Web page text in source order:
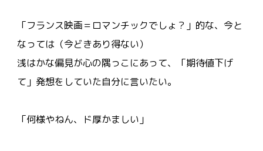
「フランス映画＝ロマンチックでしょ？」的な、今と
なっては（今どきあり得ない）
浅はかな偏見が心の隅っこにあって、「期待値下げ
て」発想をしていた自分に言いたい。
「何様やねん、ド厚かましい」